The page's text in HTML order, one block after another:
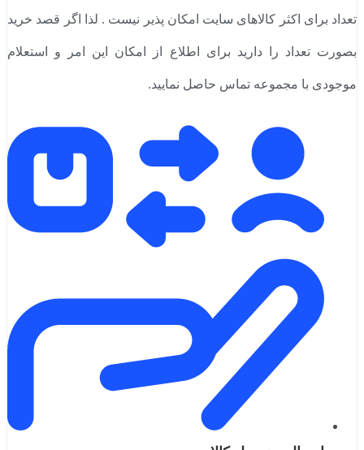
تعداد برای اکثر کالاهای سایت امکان پذیر نیست . لذا اگر قصد خرید
بصورت تعداد را دارید برای اطلاع از امکان این امر و استعلام
موجودی با مجموعه تماس حاصل نمایید.